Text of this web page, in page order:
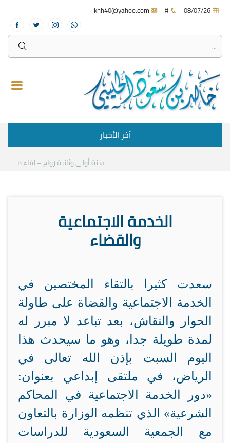
#
آخر الأخبار
سنة أولى وثانية زواج – لقاء مع
الخدمة الاجتماعية
والقضاء
سعدت كثيرا بالتقاء المختصين في
الخدمة الاجتماعية والقضاة على طاولة
الحوار والنقاش، بعد تباعد لا مبرر له
لمدة طويلة جدا، وهو ما سيحدث هذا
اليوم السبت بإذن الله تعالى في
الرياض، في ملتقى إبداعي بعنوان:
«دور الخدمة الاجتماعية في المحاكم
الشرعية» الذي تنظمه الوزارة بالتعاون
مع الجمعية السعودية للدراسات